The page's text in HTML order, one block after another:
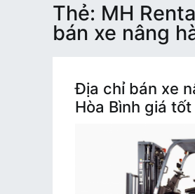
Thẻ: MH
bán xe nâng
Địa chỉ bán xe
Hòa Bình giá tốt